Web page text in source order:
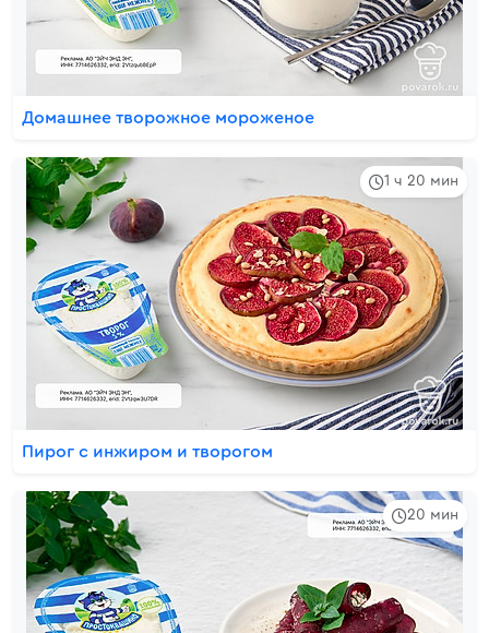
Домашнее творожное мороженое
1 ч 20 мин
Пирог с инжиром и творогом
20 мин